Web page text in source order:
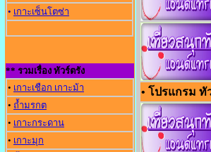
• เกาะเซ็นโตซ่า
** รวมเรื่อง ทัวร์ตรัง
• เกาะเชือก เกาะม้า
• ถ้ำมรกต
• เกาะกระดาน
• เกาะมุก
• โปรแกรม ทั